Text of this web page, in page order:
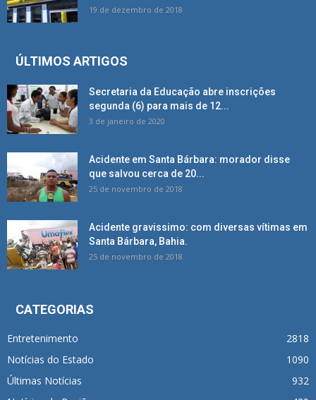
19 de dezembro de 2018
ÚLTIMOS ARTIGOS
Secretaria da Educação abre inscrições
segunda (6) para mais de 12...
3 de janeiro de 2020
Acidente em Santa Bárbara: morador disse
que salvou cerca de 20...
25 de novembro de 2018
Acidente gravissimo: com diversas vítimas em
Santa Bárbara, Bahia.
25 de novembro de 2018
CATEGORIAS
Entretenimento
2818
Notícias do Estado
1090
Últimas Notícias
932